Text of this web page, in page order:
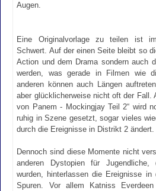
Augen.
Eine Originalvorlage zu teilen ist
Schwert. Auf der einen Seite bleibt so
Action und dem Drama sondern auch
werden, was gerade in Filmen wie
anderen können auch Längen
aber glücklicherweise nicht oft der Fall.
von Panem - Mockingjay Teil 2“ wird
ruhig in Szene gesetzt, sogar vieles
durch die Ereignisse in Distrikt 2 ändert.
Dennoch sind diese Momente nicht
anderen Dystopien für
wurden, hinterlassen die Ereignisse in
Spuren. Vor allem Katniss